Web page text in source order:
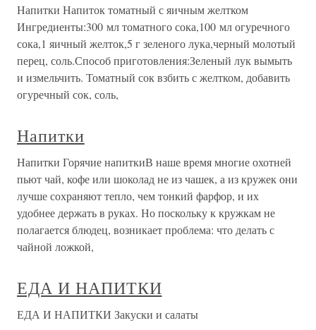
Напитки Напиток томатный с яичным желтком
Ингредиенты:300 мл томатного сока,100 мл огуречного
сока,1 яичный желток,5 г зеленого лука,черный молотый
перец, соль.Способ приготовления:Зеленый лук вымыть
и измельчить. Томатный сок взбить с желтком, добавить
огуречный сок, соль,
Напитки
Напитки Горячие напиткиВ наше время многие охотней
пьют чай, кофе или шоколад не из чашек, а из кружек они
лучше сохраняют тепло, чем тонкий фарфор, и их
удобнее держать в руках. Но поскольку к кружкам не
полагается блюдец, возникает проблема: что делать с
чайной ложкой,
ЕДА И НАПИТКИ
ЕДА И НАПИТКИ Закуски и салаты